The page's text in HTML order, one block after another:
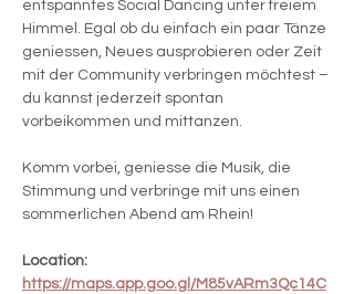
entspanntes Social Dancing unter freiem
Himmel. Egal ob du einfach ein paar Tänze
geniessen, Neues ausprobieren oder Zeit
mit der Community verbringen möchtest –
du kannst jederzeit spontan
vorbeikommen und mittanzen.
Komm vorbei, geniesse die Musik, die
Stimmung und verbringe mit uns einen
sommerlichen Abend am Rhein!
Location:
https://maps.app.goo.gl/M85vARm3Qc14C